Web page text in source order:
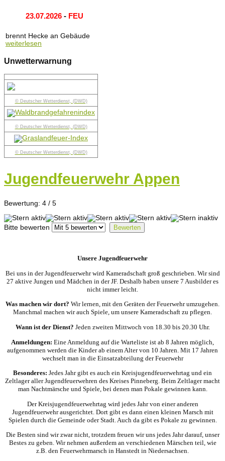
23.07.2026- FEU
brennt Hecke an Gebäude
weiterlesen
Unwetterwarnung
© Deutscher Wetterdienst, (DWD)
© Deutscher Wetterdienst, (DWD)
© Deutscher Wetterdienst, (DWD)
Jugendfeuerwehr Appen
Bewertung: 4 / 5
Bitte bewerten
Unsere Jugendfeuerwehr
Bei uns in der Jugendfeuerwehr wird Kameradschaft groß geschrieben. Wir sind
27 aktive Jungen und Mädchen in der JF. Deshalb haben unsere 7 Ausbilder es
nicht immer leicht.
Was machen wir dort? Wir lernen, mit den Geräten der Feuerwehr umzugehen.
Manchmal machen wir auch Spiele, um unsere Kameradschaft zu pflegen.
Wann ist der Dienst? Jeden zweiten Mittwoch von 18.30 bis 20.30 Uhr.
Anmeldungen: Eine Anmeldung auf die Warteliste ist ab 8 Jahren möglich,
aufgenommen werden die Kinder ab einem Alter von 10 Jahren. Mit 17 Jahren
wechselt man in die Einsatzabteilung der Feuerwehr
Besonderes: Jedes Jahr gibt es auch ein Kreisjugendfeuerwehrtag und ein
Zeltlager aller Jugendfeuerwehren des Kreises Pinneberg. Beim Zeltlager macht
man Nachtmärsche und Spiele, bei denen man Pokale gewinnenkann.
Der Kreisjugendfeuerwehrtag wird jedes Jahr von einer anderen
Jugendfeuerwehr ausgerichtet. Dort gibt es dann einen kleinen Marsch mit
Spielen durch die Gemeinde oder Stadt. Auch da gibt es Pokale zu gewinnen.
Die Besten sind wir zwar nicht, trotzdem freuen wir uns jedes Jahr darauf, unser
Bestes zu geben. Wir nehmen außerdem an verschiedenen Märschen teil, wie
z.B. den Feuerwehrmarsch in Hanstedt in Niedersachsen.